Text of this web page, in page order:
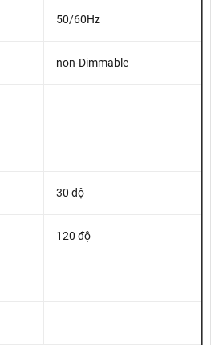
50/60Hz
non-Dimmable
30 độ
120 độ